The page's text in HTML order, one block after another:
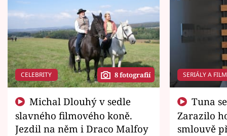
CELEBRITY 8 fotografií
slavného filmového koně.
Jezdil na něm i Draco Malfoy
SERIÁLY A
Zarazilo
smlouvě